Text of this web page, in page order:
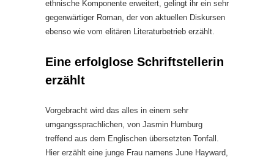
ethnische Komponente erweitert, gelingt ihr ein sehr
gegenwärtiger Roman, der von aktuellen Diskursen
ebenso wie vom elitären Literaturbetrieb erzählt.
Eine erfolglose Schriftstellerin
erzählt
Vorgebracht wird das alles in einem sehr
umgangssprachlichen, von Jasmin Humburg
treffend aus dem Englischen übersetzten Tonfall.
Hier erzählt eine junge Frau namens June Hayward,